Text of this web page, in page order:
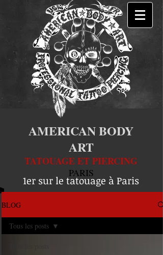
AMERICAN BODY
ART
TATOUAGE ET PIERCING
PARIS
1er sur le tatouage à Paris
BLOG
Tous les posts